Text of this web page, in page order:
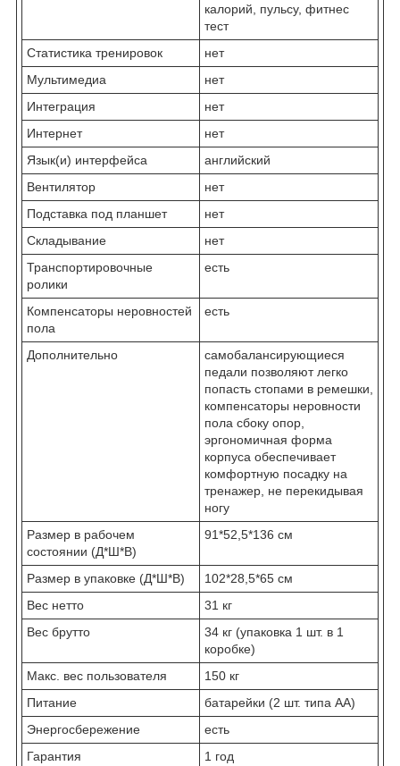
калорий, пульсу, фитнес
тест
Статистика тренировок
нет
Мультимедиа
нет
Интеграция
нет
Интернет
нет
Язык(и) интерфейса
английский
Вентилятор
нет
Подставка под планшет
нет
Складывание
нет
Транспортировочные
ролики
есть
Компенсаторы неровностей
пола
есть
Дополнительно
самобалансирующиеся
педали позволяют легко
попасть стопами в ремешки,
компенсаторы неровности
пола сбоку опор,
эргономичная форма
корпуса обеспечивает
комфортную посадку на
тренажер, не перекидывая
ногу
Размер в рабочем
состоянии (Д*Ш*В)
91*52,5*136 см
Размер в упаковке (Д*Ш*В)
102*28,5*65 см
Вес нетто
31 кг
Вес брутто
34 кг (упаковка 1 шт. в 1
коробке)
Макс. вес пользователя
150 кг
Питание
батарейки (2 шт. типа AA)
Энергосбережение
есть
Гарантия
1 год